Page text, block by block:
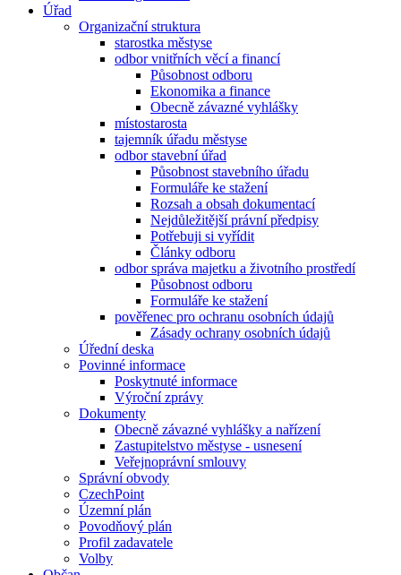
Úřad
Organizační struktura
starostka městyse
odbor vnitřních věcí a financí
Působnost odboru
Ekonomika a finance
Obecně závazné vyhlášky
místostarosta
tajemník úřadu městyse
odbor stavební úřad
Působnost stavebního úřadu
Formuláře ke stažení
Rozsah a obsah dokumentací
Nejdůležitější právní předpisy
Potřebuji si vyřídit
Články odboru
odbor správa majetku a životního prostředí
Působnost odboru
Formuláře ke stažení
pověřenec pro ochranu osobních údajů
Zásady ochrany osobních údajů
Úřední deska
Povinné informace
Poskytnuté informace
Výroční zprávy
Dokumenty
Obecně závazné vyhlášky a nařízení
Zastupitelstvo městyse - usnesení
Veřejnoprávní smlouvy
Správní obvody
CzechPoint
Územní plán
Povodňový plán
Profil zadavatele
Volby